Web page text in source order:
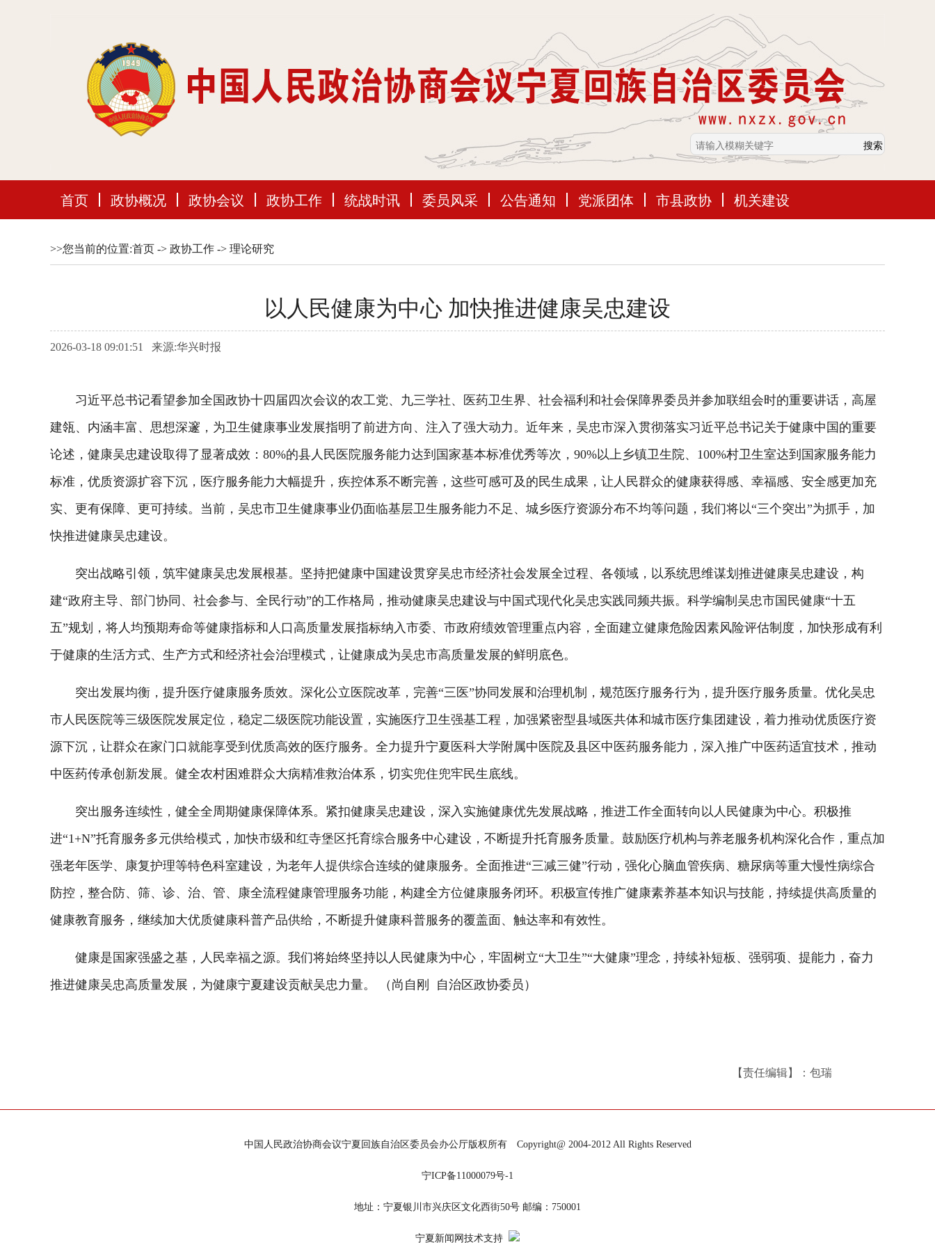
首页 政协概况 政协会议 政协工作 统战时讯 委员风采 公告通知 党派团体 市县政协 机关建设
>>您当前的位置:首页 -> 政协工作 -> 理论研究
以人民健康为中心 加快推进健康吴忠建设
2026-03-18 09:01:51 来源:华兴时报
习近平总书记看望参加全国政协十四届四次会议的农工党、九三学社、医药卫生界、社会福利和社会保障界委员并参加联组会时的重要讲话，高屋
建瓴、内涵丰富、思想深邃，为卫生健康事业发展指明了前进方向、注入了强大动力。近年来，吴忠市深入贯彻落实习近平总书记关于健康中国的重要
论述，健康吴忠建设取得了显著成效：80%的县人民医院服务能力达到国家基本标准优秀等次，90%以上乡镇卫生院、100%村卫生室达到国家服务能力
标准，优质资源扩容下沉，医疗服务能力大幅提升，疾控体系不断完善，这些可感可及的民生成果，让人民群众的健康获得感、幸福感、安全感更加充
实、更有保障、更可持续。当前，吴忠市卫生健康事业仍面临基层卫生服务能力不足、城乡医疗资源分布不均等问题，我们将以“三个突出”为抓手，加
快推进健康吴忠建设。
突出战略引领，筑牢健康吴忠发展根基。坚持把健康中国建设贯穿吴忠市经济社会发展全过程、各领域，以系统思维谋划推进健康吴忠建设，构
建“政府主导、部门协同、社会参与、全民行动”的工作格局，推动健康吴忠建设与中国式现代化吴忠实践同频共振。科学编制吴忠市国民健康“十五
五”规划，将人均预期寿命等健康指标和人口高质量发展指标纳入市委、市政府绩效管理重点内容，全面建立健康危险因素风险评估制度，加快形成有利
于健康的生活方式、生产方式和经济社会治理模式，让健康成为吴忠市高质量发展的鲜明底色。
突出发展均衡，提升医疗健康服务质效。深化公立医院改革，完善“三医”协同发展和治理机制，规范医疗服务行为，提升医疗服务质量。优化吴忠
市人民医院等三级医院发展定位，稳定二级医院功能设置，实施医疗卫生强基工程，加强紧密型县域医共体和城市医疗集团建设，着力推动优质医疗资
源下沉，让群众在家门口就能享受到优质高效的医疗服务。全力提升宁夏医科大学附属中医院及县区中医药服务能力，深入推广中医药适宜技术，推动
中医药传承创新发展。健全农村困难群众大病精准救治体系，切实兜住兜牢民生底线。
突出服务连续性，健全全周期健康保障体系。紧扣健康吴忠建设，深入实施健康优先发展战略，推进工作全面转向以人民健康为中心。积极推
进“1+N”托育服务多元供给模式，加快市级和红寺堡区托育综合服务中心建设，不断提升托育服务质量。鼓励医疗机构与养老服务机构深化合作，重点加
强老年医学、康复护理等特色科室建设，为老年人提供综合连续的健康服务。全面推进“三减三健”行动，强化心脑血管疾病、糖尿病等重大慢性病综合
防控，整合防、筛、诊、治、管、康全流程健康管理服务功能，构建全方位健康服务闭环。积极宣传推广健康素养基本知识与技能，持续提供高质量的
健康教育服务，继续加大优质健康科普产品供给，不断提升健康科普服务的覆盖面、触达率和有效性。
健康是国家强盛之基，人民幸福之源。我们将始终坚持以人民健康为中心，牢固树立“大卫生”“大健康”理念，持续补短板、强弱项、提能力，奋力
推进健康吴忠高质量发展，为健康宁夏建设贡献吴忠力量。 （尚自刚 自治区政协委员）
【责任编辑】：包瑞
中国人民政治协商会议宁夏回族自治区委员会办公厅版权所有 Copyright@ 2004-2012 All Rights Reserved
宁ICP备11000079号-1
地址：宁夏银川市兴庆区文化西街50号 邮编：750001
宁夏新闻网技术支持